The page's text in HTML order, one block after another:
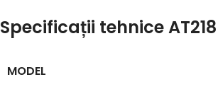
Specificații tehnice AT218
MODEL